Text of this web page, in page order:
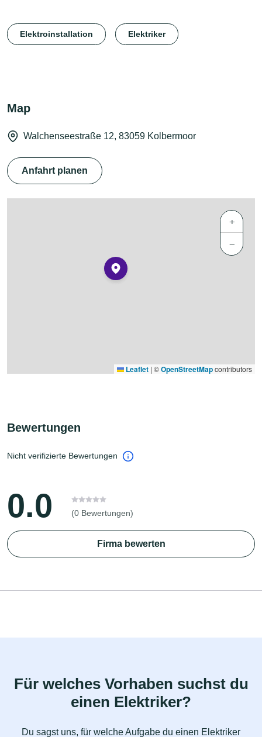
Elektroinstallation Elektriker
Map
Walchenseestraße 12, 83059 Kolbermoor
Anfahrt planen
+
−
Leaflet | ©OpenStreetMapcontributors
Bewertungen
Nicht verifizierte Bewertungen
0.0 (0 Bewertungen)
Firma bewerten
Für welches Vorhaben suchst du
einen Elektriker?
Du sagst uns, für welche Aufgabe du einen Elektriker